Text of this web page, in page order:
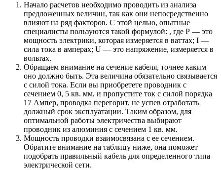
Начало расчетов необходимо проводить из анализа
предложенных величин, так как они непосредственно
влияют на ряд факторов. С этой целью, опытные
специалисты пользуются такой формулой: , где Р — это
мощность электрики, которая измеряется в ваттах; I —
сила тока в амперах; U — это напряжение, измеряется в
вольтах.
Обращаем внимание на сечение кабеля, точнее каким
оно должно быть. Эта величина обязательно связывается
с силой тока. Если вы приобретете проводник с
сечением 0, 5 кв. мм, и пропустите ток с силой порядка
17 Ампер, проводка перегорит, не успев отработать
должный срок эксплуатации. Таким образом, для
оптимальной работы электричества выбирают
проводник из алюминия с сечением 1 кв. мм.
Мощность проводки взаимосвязана с ее сечением.
Обратите внимание на таблицу ниже, она поможет
подобрать правильный кабель для определенного типа
электрической сети.